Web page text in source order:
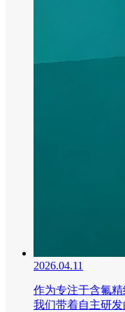
2026.04.11
作为专注于含氟
我们带着自主研